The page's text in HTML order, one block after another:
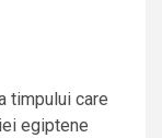
timpului care
egiptene